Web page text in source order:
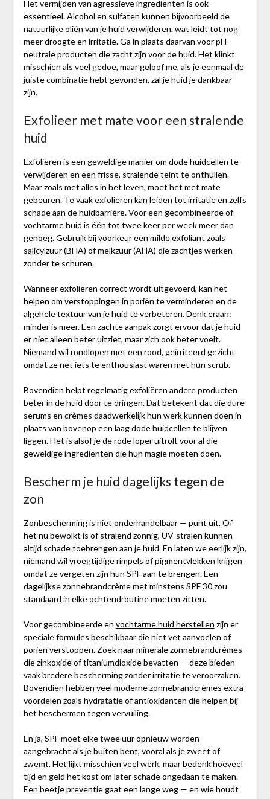
Het vermijden van agressieve ingrediënten is ook
essentieel. Alcohol en sulfaten kunnen bijvoorbeeld de
natuurlijke oliën van je huid verwijderen, wat leidt tot nog
meer droogte en irritatie. Ga in plaats daarvan voor pH-
neutrale producten die zacht zijn voor de huid. Het klinkt
misschien als veel gedoe, maar geloof me, als je eenmaal de
juiste combinatie hebt gevonden, zal je huid je dankbaar
zijn.
Exfolieer met mate voor een stralende
huid
Exfoliëren is een geweldige manier om dode huidcellen te
verwijderen en een frisse, stralende teint te onthullen.
Maar zoals met alles in het leven, moet het met mate
gebeuren. Te vaak exfoliëren kan leiden tot irritatie en zelfs
schade aan de huidbarrière. Voor een gecombineerde of
vochtarme huid is één tot twee keer per week meer dan
genoeg. Gebruik bij voorkeur een milde exfoliant zoals
salicylzuur (BHA) of melkzuur (AHA) die zachtjes werken
zonder te schuren.
Wanneer exfoliëren correct wordt uitgevoerd, kan het
helpen om verstoppingen in poriën te verminderen en de
algehele textuur van je huid te verbeteren. Denk eraan:
minder is meer. Een zachte aanpak zorgt ervoor dat je huid
er niet alleen beter uitziet, maar zich ook beter voelt.
Niemand wil rondlopen met een rood, geïrriteerd gezicht
omdat ze net iets te enthousiast waren met hun scrub.
Bovendien helpt regelmatig exfoliëren andere producten
beter in de huid door te dringen. Dat betekent dat die dure
serums en crèmes daadwerkelijk hun werk kunnen doen in
plaats van bovenop een laag dode huidcellen te blijven
liggen. Het is alsof je de rode loper uitrolt voor al die
geweldige ingrediënten die hun magie moeten doen.
Bescherm je huid dagelijks tegen de
zon
Zonbescherming is niet onderhandelbaar — punt uit. Of
het nu bewolkt is of stralend zonnig, UV-stralen kunnen
altijd schade toebrengen aan je huid. En laten we eerlijk zijn,
niemand wil vroegtijdige rimpels of pigmentvlekken krijgen
omdat ze vergeten zijn hun SPF aan te brengen. Een
dagelijkse zonnebrandcrème met minstens SPF 30 zou
standaard in elke ochtendroutine moeten zitten.
Voor gecombineerde en vochtarme huid herstellen zijn er
speciale formules beschikbaar die niet vet aanvoelen of
poriën verstoppen. Zoek naar minerale zonnebrandcrèmes
die zinkoxide of titaniumdioxide bevatten — deze bieden
vaak bredere bescherming zonder irritatie te veroorzaken.
Bovendien hebben veel moderne zonnebrandcrèmes extra
voordelen zoals hydratatie of antioxidanten die helpen bij
het beschermen tegen vervuiling.
En ja, SPF moet elke twee uur opnieuw worden
aangebracht als je buiten bent, vooral als je zweet of
zwemt. Het lijkt misschien veel werk, maar bedenk hoeveel
tijd en geld het kost om later schade ongedaan te maken.
Een beetje preventie gaat een lange weg — en wie houdt